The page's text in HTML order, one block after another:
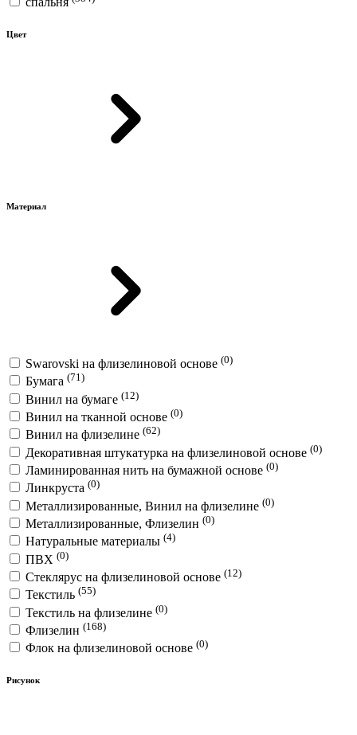
Цвет
Материал
Swarovski на флизелиновой основе (0)
Бумага (71)
Винил на бумаге (12)
Винил на тканной основе (0)
Винил на флизелине (62)
Декоративная штукатурка на флизелиновой основе (0)
Ламинированная нить на бумажной основе (0)
Линкруста (0)
Металлизированные, Винил на флизелине (0)
Металлизированные, Флизелин (0)
Натуральные материалы (4)
ПВХ (0)
Стеклярус на флизелиновой основе (12)
Текстиль (55)
Текстиль на флизелине (0)
Флизелин (168)
Флок на флизелиновой основе (0)
Рисунок